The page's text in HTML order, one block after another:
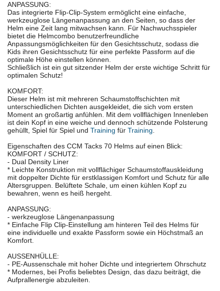
ANPASSUNG:
Das integrierte Flip-Clip-System ermöglicht eine einfache,
werkzeuglose Längenanpassung an den Seiten, so dass der
Helm eine Zeit lang mitwachsen kann. Für Nachwuchsspieler
bietet die Helmcombo benutzerfreundliche
Anpassungsmöglichkeiten für den Gesichtsschutz, sodass die
Kids ihren Gesichtsschutz für eine perfekte Passform auf die
optimale Höhe einstellen können.
Schließlich ist ein gut sitzender Helm der erste wichtige Schritt für
optimalen Schutz!
KOMFORT:
Dieser Helm ist mit mehreren Schaumstoffschichten mit
unterschiedlichen Dichten ausgekleidet, die sich vom ersten
Moment an großartig anfühlen. Mit dem vollflächigen Innenleben
ist dein Kopf in eine weiche und dennoch schützende Polsterung
gehüllt, Spiel für Spiel und Training für Training.
Eigenschaften des CCM Tacks 70 Helms auf einen Blick:
KOMFORT / SCHUTZ:
- Dual Density Liner
* Leichte Konstruktion mit vollflächiger Schaumstoffauskleidung
mit doppelter Dichte für erstklassigen Komfort und Schutz für alle
Altersgruppen. Belüftete Schale, um einen kühlen Kopf zu
bewahren, wenn es heiß hergeht.
ANPASSUNG:
- werkzeuglose Längenanpassung
* Einfache Flip Clip-Einstellung am hinteren Teil des Helms für
eine individuelle und exakte Passform sowie ein Höchstmaß an
Komfort.
AUSSENHÜLLE:
- PE-Aussenschale mit hoher Dichte und integriertem Ohrschutz
* Modernes, bei Profis beliebtes Design, das dazu beiträgt, die
Aufprallenergie abzuleiten.